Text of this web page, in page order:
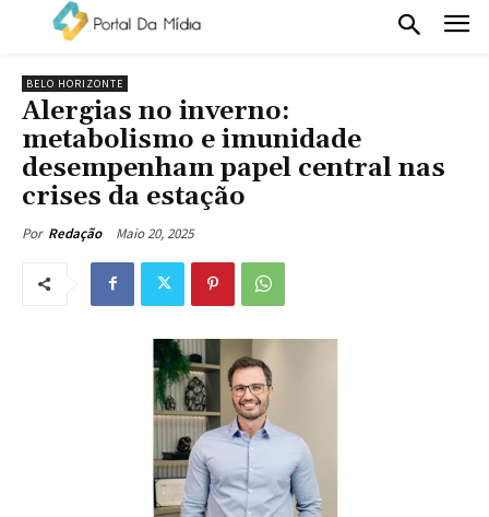
BELO HORIZONTE
Alergias no inverno:
metabolismo e imunidade
desempenham papel central nas
crises da estação
Por Redação Maio 20, 2025